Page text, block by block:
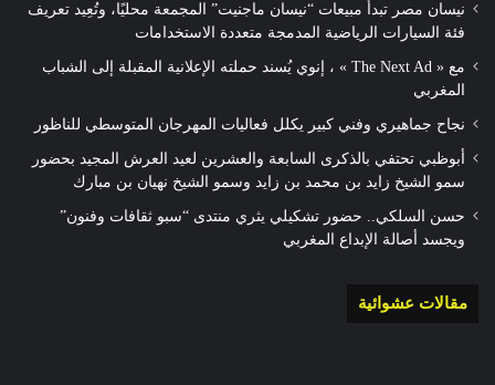
نيسان مصر تبدأ مبيعات “نيسان ماجنيت” المجمعة محليًا، وتُعِيد تعريف
فئة السيارات الرياضية المدمجة متعددة الاستخدامات
مع « The Next Ad » ، إنوي يُسند حملته الإعلانية المقبلة إلى الشباب
المغربي
نجاح جماهيري وفني كبير يكلل فعاليات المهرجان المتوسطي للناظور
أبوظبي تحتفي بالذكرى السابعة والعشرين لعيد العرش المجيد بحضور
سمو الشيخ زايد بن محمد بن زايد وسمو الشيخ نهيان بن مبارك
حسن السلكي.. حضور تشكيلي يثري منتدى “سبو ثقافات وفنون”
ويجسد أصالة الإبداع المغربي
مقالات عشوائية